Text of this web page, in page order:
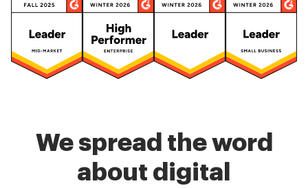
We spread the word
about digital